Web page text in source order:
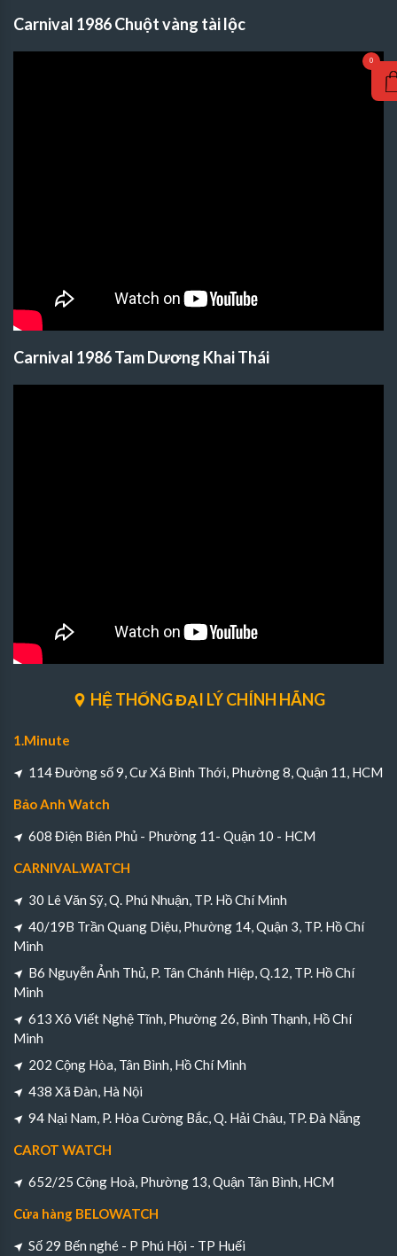
Carnival 1986 Chuột vàng tài lộc
Carnival 1986 Tam Dương Khai Thái
HỆ THỐNG ĐẠI LÝ CHÍNH HÃNG
1.Minute
114 Đường số 9, Cư Xá Bình Thới, Phường 8, Quận 11, HCM
Bảo Anh Watch
608 Điện Biên Phủ - Phường 11- Quận 10 - HCM
CARNIVAL.WATCH
30 Lê Văn Sỹ, Q. Phú Nhuận, TP. Hồ Chí Minh
40/19B Trần Quang Diệu, Phường 14, Quận 3, TP. Hồ Chí
Minh
B6 Nguyễn Ảnh Thủ, P. Tân Chánh Hiệp, Q.12, TP. Hồ Chí
Minh
613 Xô Viết Nghệ Tĩnh, Phường 26, Bình Thạnh, Hồ Chí
Minh
202 Cộng Hòa, Tân Bình, Hồ Chí Minh
438 Xã Đàn, Hà Nội
94 Nại Nam, P. Hòa Cường Bắc, Q. Hải Châu, TP. Đà Nẵng
CAROT WATCH
652/25 Cộng Hoà, Phường 13, Quận Tân Bình, HCM
Cửa hàng BELOWATCH
Số 29 Bến nghé - P Phú Hội - TP Huếi